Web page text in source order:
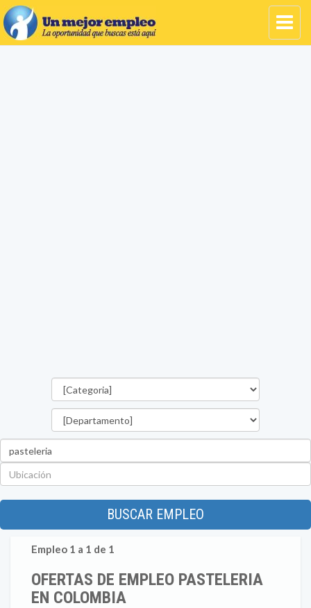
BUSCAR EMPLEO
Empleo 1 a 1 de 1
OFERTAS DE EMPLEO PASTELERIA
EN COLOMBIA